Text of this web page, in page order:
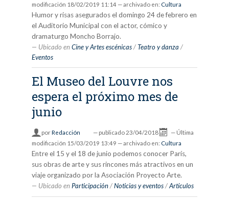
modificación 18/02/2019 11:14 — archivado en: Cultura
Humor y risas asegurados el domingo 24 de febrero en
el Auditorio Municipal con el actor, cómico y
dramaturgo Moncho Borrajo.
Ubicado en Cine y Artes escénicas /Teatro y danza /
Eventos
El Museo del Louvre nos
espera el próximo mes de
junio
porRedacción — publicado 23/04/2018 — Última
modificación 15/03/2019 13:49 — archivado en: Cultura
Entre el 15 y el 18 de junio podemos conocer París,
sus obras de arte y sus rincones más atractivos en un
viaje organizado por la Asociación Proyecto Arte.
Ubicado en Participación /Noticias y eventos /Artículos